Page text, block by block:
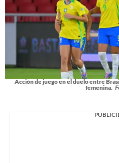
Acción de juego en el duelo entre
femenina.